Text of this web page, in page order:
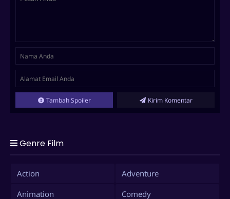
Tambah Spoiler Kirim Komentar
Genre Film
Action
Adventure
Animation
Comedy